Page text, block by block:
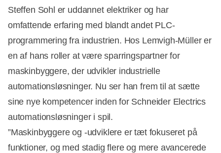
Steffen Sohl er uddannet elektriker og har
omfattende erfaring med blandt andet PLC-
programmering fra industrien. Hos Lemvigh-Müller er
en af hans roller at være sparringspartner for
maskinbyggere, der udvikler industrielle
automationsløsninger. Nu ser han frem til at sætte
sine nye kompetencer inden for Schneider Electrics
automationsløsninger i spil.
”Maskinbyggere og -udviklere er tæt fokuseret på
funktioner, og med stadig flere og mere avancerede